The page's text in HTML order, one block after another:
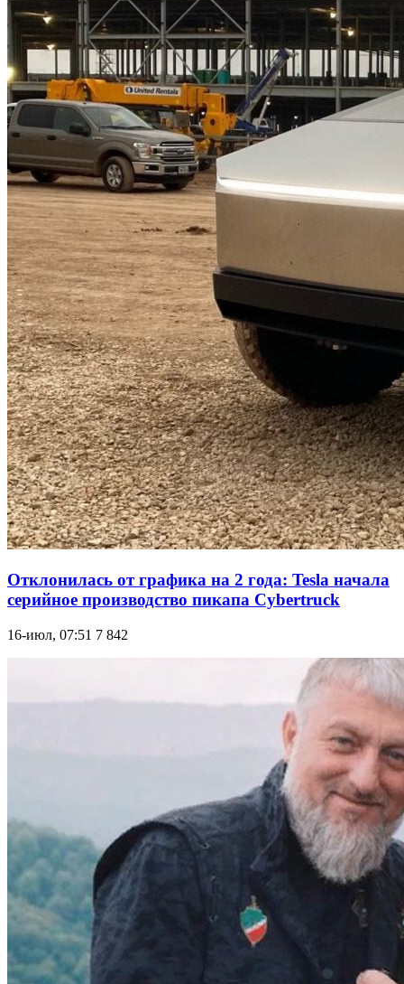
Отклонилась от графика на 2 года: Tesla начала
серийное производство пикапа Cybertruck
16-июл, 07:51 7 842